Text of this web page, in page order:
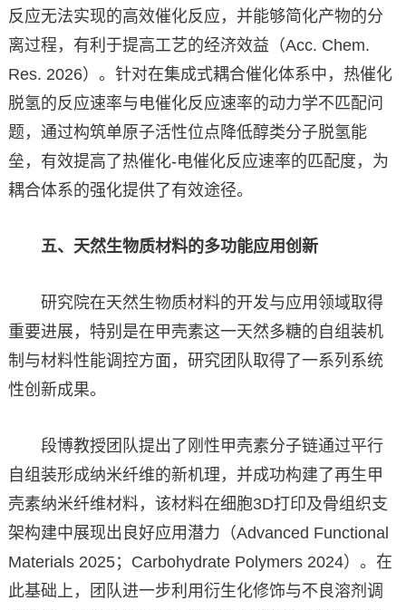
反应无法实现的高效催化反应，并能够简化产物的分
离过程，有利于提高工艺的经济效益（Acc. Chem.
Res. 2026）。针对在集成式耦合催化体系中，热催化
脱氢的反应速率与电催化反应速率的动力学不匹配问
题，通过构筑单原子活性位点降低醇类分子脱氢能
垒，有效提高了热催化-电催化反应速率的匹配度，为
耦合体系的强化提供了有效途径。
五、天然生物质材料的多功能应用创新
研究院在天然生物质材料的开发与应用领域取得
重要进展，特别是在甲壳素这一天然多糖的自组装机
制与材料性能调控方面，研究团队取得了一系列系统
性创新成果。
段博教授团队提出了刚性甲壳素分子链通过平行
自组装形成纳米纤维的新机理，并成功构建了再生甲
壳素纳米纤维材料，该材料在细胞3D打印及骨组织支
架构建中展现出良好应用潜力（Advanced Functional
Materials 2025；Carbohydrate Polymers 2024）。在
此基础上，团队进一步利用衍生化修饰与不良溶剂调